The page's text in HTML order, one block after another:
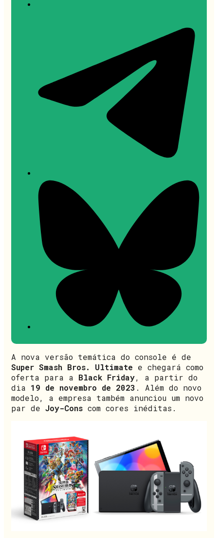
A nova versão temática do console é de
Super Smash Bros. Ultimate e chegará como
oferta para a Black Friday, a partir do
dia 19 de novembro de 2023 . Além do novo
modelo, a empresa também anunciou um novo
par de Joy-Cons com cores inéditas.